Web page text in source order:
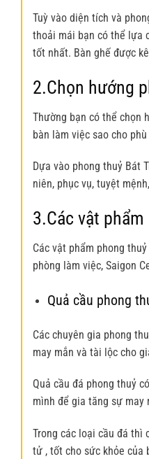
Tuỳ vào diện tích và
thoải mái bạn có thể lựa
tốt nhất. Bàn ghế được
2.Chọn hướng
Thường bạn có thể chọn
bàn làm việc sao cho
Dựa vào phong thuỷ Bát
niên, phục vụ, tuyệt
3.Các vật
Các vật phẩm phong
phòng làm việc, Saigon
Quả cầu phong
Các chuyên gia phong
may mắn và tài lộc cho
Quả cầu đá phong thuỷ
mình để gia tăng sự may
Trong các loại cầu đá thì
tử , tốt cho sức khỏe của